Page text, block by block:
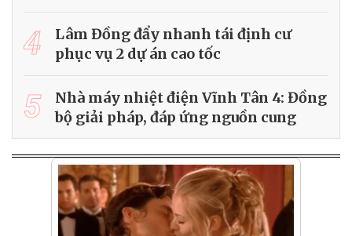
4
Lâm Đồng đẩy nhanh tái định cư
phục vụ 2 dự án cao tốc
5
Nhà máy nhiệt điện Vĩnh Tân 4: Đồng
bộ giải pháp, đáp ứng nguồn cung